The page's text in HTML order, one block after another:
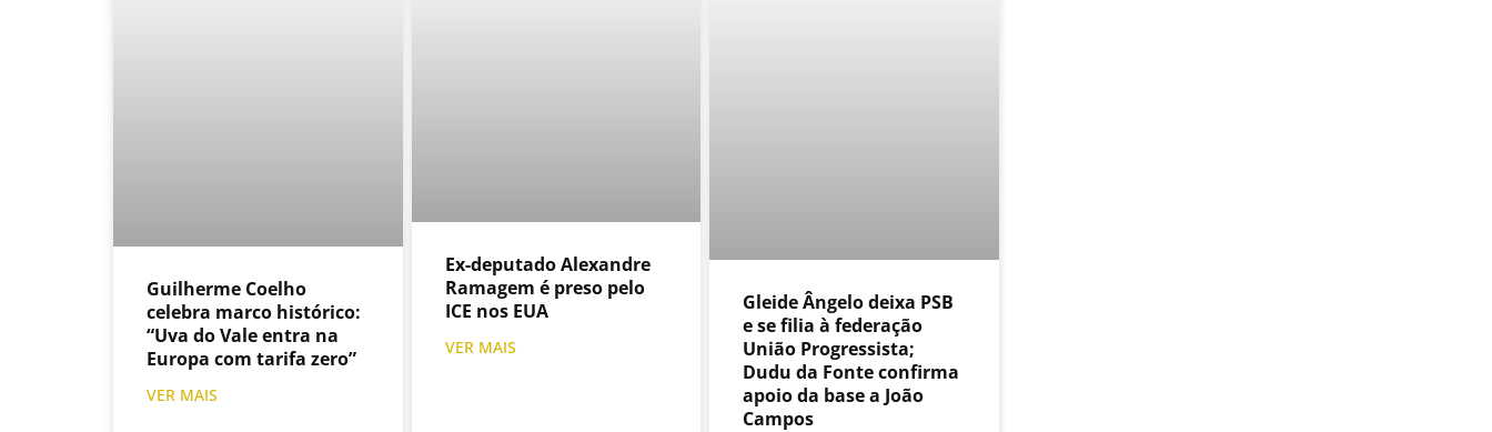
Guilherme Coelho
celebra marco histórico:
“Uva do Vale entra na
Europa com tarifa zero”
VER MAIS
Ex-deputado Alexandre
Ramagem é preso pelo
ICE nos EUA
VER MAIS
Gleide Ângelo deixa PSB
e se filia à federação
União Progressista;
Dudu da Fonte confirma
apoio da base a João
Campos